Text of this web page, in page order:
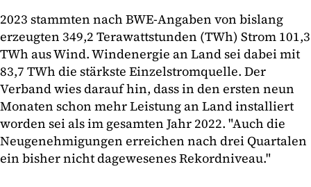
2023 stammten nach BWE-Angaben von bislang
erzeugten 349,2 Terawattstunden (TWh) Strom 101,3
TWh aus Wind. Windenergie an Land sei dabei mit
83,7 TWh die stärkste Einzelstromquelle. Der
Verband wies darauf hin, dass in den ersten neun
Monaten schon mehr Leistung an Land installiert
worden sei als im gesamten Jahr 2022. "Auch die
Neugenehmigungen erreichen nach drei Quartalen
ein bisher nicht dagewesenes Rekordniveau."